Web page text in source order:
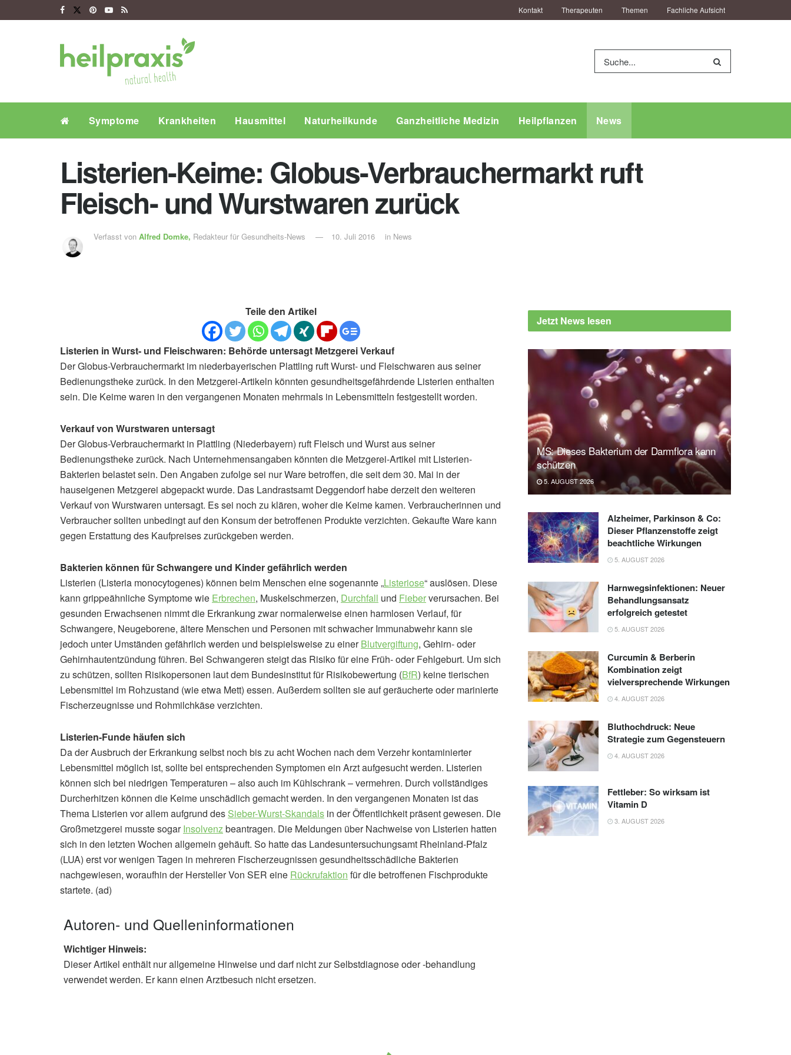
Kontakt Therapeuten Themen Fachliche Aufsicht
Symptome Krankheiten Hausmittel Naturheilkunde Ganzheitliche Medizin Heilpflanzen News
Listerien-Keime: Globus-Verbrauchermarkt ruft
Fleisch- und Wurstwaren zurück
Verfasst von Alfred Domke, Redakteur für Gesundheits-News 10. Juli 2016 in News
Teile den Artikel
Listerien in Wurst- und Fleischwaren: Behörde untersagt Metzgerei Verkauf
Der Globus-Verbrauchermarkt im niederbayerischen Plattling ruft Wurst- und Fleischwaren aus seiner
Bedienungstheke zurück. In den Metzgerei-Artikeln könnten gesundheitsgefährdende Listerien enthalten
sein. Die Keime waren in den vergangenen Monaten mehrmals in Lebensmitteln festgestellt worden.
Verkauf von Wurstwaren untersagt
Der Globus-Verbrauchermarkt in Plattling (Niederbayern) ruft Fleisch und Wurst aus seiner
Bedienungstheke zurück. Nach Unternehmensangaben könnten die Metzgerei-Artikel mit Listerien-
Bakterien belastet sein. Den Angaben zufolge sei nur Ware betroffen, die seit dem 30. Mai in der
hauseigenen Metzgerei abgepackt wurde. Das Landrastsamt Deggendorf habe derzeit den weiteren
Verkauf von Wurstwaren untersagt. Es sei noch zu klären, woher die Keime kamen. Verbraucherinnen und
Verbraucher sollten unbedingt auf den Konsum der betroffenen Produkte verzichten. Gekaufte Ware kann
gegen Erstattung des Kaufpreises zurückgeben werden.
Bakterien können für Schwangere und Kinder gefährlich werden
Listerien (Listeria monocytogenes) können beim Menschen eine sogenannte „Listeriose“ auslösen. Diese
kann grippeähnliche Symptome wie Erbrechen, Muskelschmerzen, Durchfall und Fieberverursachen. Bei
gesunden Erwachsenen nimmt die Erkrankung zwar normalerweise einen harmlosen Verlauf, für
Schwangere, Neugeborene, ältere Menschen und Personen mit schwacher Immunabwehr kann sie
jedoch unter Umständen gefährlich werden und beispielsweise zu einerBlutvergiftung, Gehirn- oder
Gehirnhautentzündung führen. Bei Schwangeren steigt das Risiko für eine Früh- oder Fehlgeburt. Um sich
zu schützen, sollten Risikopersonen laut dem Bundesinstitut für Risikobewertung (BfR) keine tierischen
Lebensmittel im Rohzustand (wie etwa Mett) essen. Außerdem sollten sie auf geräucherte oder marinierte
Fischerzeugnisse und Rohmilchkäse verzichten.
Listerien-Funde häufen sich
Da der Ausbruch der Erkrankung selbst noch bis zu acht Wochen nach dem Verzehr kontaminierter
Lebensmittel möglich ist, sollte bei entsprechenden Symptomen ein Arzt aufgesucht werden. Listerien
können sich bei niedrigen Temperaturen – also auch im Kühlschrank – vermehren. Durch vollständiges
Durcherhitzen können die Keime unschädlich gemacht werden. In den vergangenen Monaten ist das
Thema Listerien vor allem aufgrund des Sieber-Wurst-Skandals in der Öffentlichkeit präsent gewesen. Die
Großmetzgerei musste sogarInsolvenzbeantragen. Die Meldungen über Nachweise von Listerien hatten
sich in den letzten Wochen allgemein gehäuft. So hatte das Landesuntersuchungsamt Rheinland-Pfalz
(LUA) erst vor wenigen Tagen in mehreren Fischerzeugnissen gesundheitsschädliche Bakterien
nachgewiesen, woraufhin der Hersteller Von SER eine Rückrufaktion für die betroffenen Fischprodukte
startete. (ad)
Autoren- und Quelleninformationen
Wichtiger Hinweis:
Dieser Artikel enthält nur allgemeine Hinweise und darf nicht zur Selbstdiagnose oder -behandlung
verwendet werden. Er kann einen Arztbesuch nicht ersetzen.
Jetzt News lesen
MS: Dieses Bakterium der Darmflora kann
schützen
5. AUGUST 2026
Alzheimer, Parkinson & Co:
Dieser Pflanzenstoffe zeigt
beachtliche Wirkungen
5. AUGUST 2026
Harnwegsinfektionen: Neuer
Behandlungsansatz
erfolgreich getestet
5. AUGUST 2026
Curcumin & Berberin
Kombination zeigt
vielversprechende Wirkungen
4. AUGUST 2026
Bluthochdruck: Neue
Strategie zum Gegensteuern
4. AUGUST 2026
Fettleber: So wirksam ist
Vitamin D
3. AUGUST 2026